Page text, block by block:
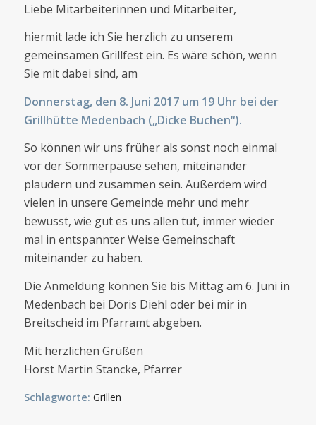
Liebe Mitarbeiterinnen und Mitarbeiter,
hiermit lade ich Sie herzlich zu unserem
gemeinsamen Grillfest ein. Es wäre schön, wenn
Sie mit dabei sind, am
Donnerstag, den 8. Juni 2017 um 19 Uhr bei der
Grillhütte Medenbach („Dicke Buchen“).
So können wir uns früher als sonst noch einmal
vor der Sommerpause sehen, miteinander
plaudern und zusammen sein. Außerdem wird
vielen in unsere Gemeinde mehr und mehr
bewusst, wie gut es uns allen tut, immer wieder
mal in entspannter Weise Gemeinschaft
miteinander zu haben.
Die Anmeldung können Sie bis Mittag am 6. Juni in
Medenbach bei Doris Diehl oder bei mir in
Breitscheid im Pfarramt abgeben.
Mit herzlichen Grüßen
Horst Martin Stancke, Pfarrer
Schlagworte: Grillen